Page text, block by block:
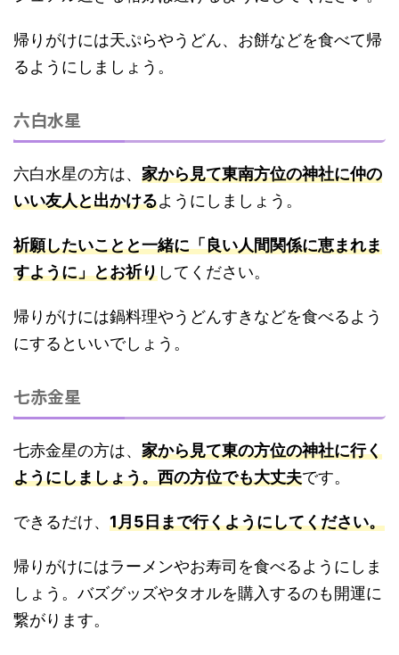
帰りがけには天ぷらやうどん、お餅などを食べて帰
るようにしましょう。
六白水星
六白水星の方は、 家から見て東南方位の神社に仲の
いい友人と出かけるようにしましょう。
祈願したいことと一緒に「良い人間関係に恵まれま
すように」とお祈りしてください。
帰りがけには鍋料理やうどんすきなどを食べるよう
にするといいでしょう。
七赤金星
七赤金星の方は、 家から見て東の方位の神社に行く
ようにしましょう。西の方位でも大丈夫です。
できるだけ、 1月5日まで行くようにしてください。
帰りがけにはラーメンやお寿司を食べるようにしま
しょう。バズグッズやタオルを購入するのも開運に
繋がります。